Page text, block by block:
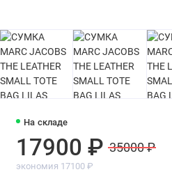
На складе
17900 ₽ 35000 ₽
экономия 17100 ₽